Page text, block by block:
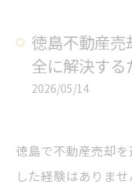
徳島不動産
全に解決する
2026/05/14
徳島で不動産売却
した経験はありま